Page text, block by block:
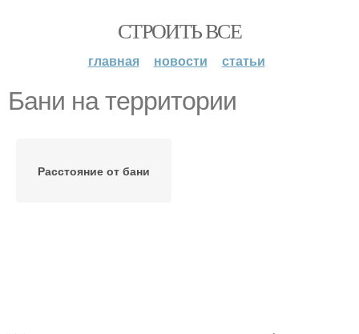
СТРОИТЬ ВСЕ
главная новости статьи
Бани на территории
Расстояние от бани